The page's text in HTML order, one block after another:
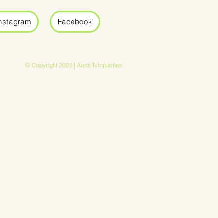
Facebook
© Copyright 2025 | Aarts Tuinplanten